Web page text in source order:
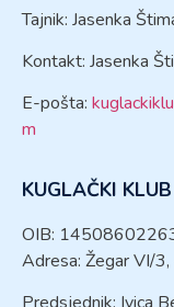
Tajnik: Jasenka
Kontakt: Jasenka
E-pošta:
m
KUGLAČKI
OIB:
Adresa: Žegar VI/